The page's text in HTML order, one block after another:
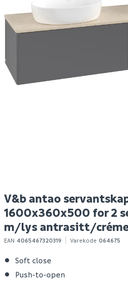
V&b antao
1600x360x500 for 2
m/lys antrasitt/
EAN 4065467320319 Varekode 064675
Soft close
Push-to-open